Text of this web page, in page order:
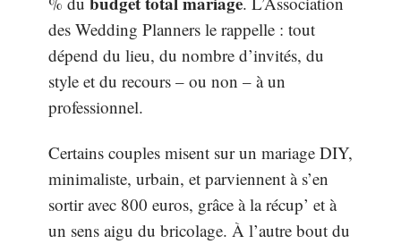
des Wedding Planners le rappelle : tout
dépend du lieu, du nombre d’invités, du
style et du recours – ou non – à un
professionnel.
Certains couples misent sur un mariage DIY,
minimaliste, urbain, et parviennent à s’en
sortir avec 800 euros, grâce à la récup’ et à
un sens aigu du bricolage. À l’autre bout du